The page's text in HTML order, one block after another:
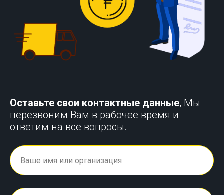
Оставьте свои контактные данные, Мы
перезвоним Вам в рабочее время и
ответим на все вопросы.